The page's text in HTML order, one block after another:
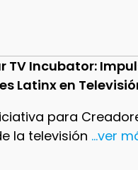
TV Incubator:
Latinx en
para
la televisión ...ver